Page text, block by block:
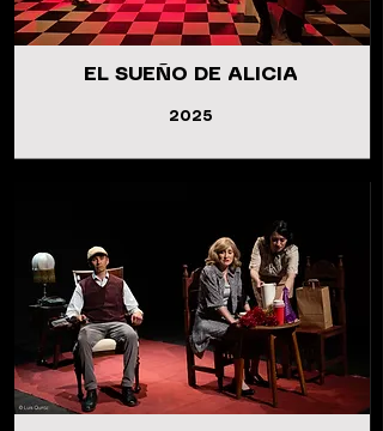
EL SUEÑO DE ALICIA
2025